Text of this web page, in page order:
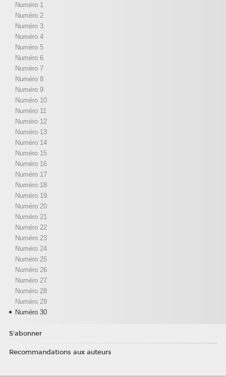
Numéro 1
Numéro 2
Numéro 3
Numéro 4
Numéro 5
Numéro 6
Numéro 7
Numéro 8
Numéro 9
Numéro 10
Numéro 11
Numéro 12
Numéro 13
Numéro 14
Numéro 15
Numéro 16
Numéro 17
Numéro 18
Numéro 19
Numéro 20
Numéro 21
Numéro 22
Numéro 23
Numéro 24
Numéro 25
Numéro 26
Numéro 27
Numéro 28
Numéro 29
Numéro 30
S'abonner
Recommandations aux auteurs